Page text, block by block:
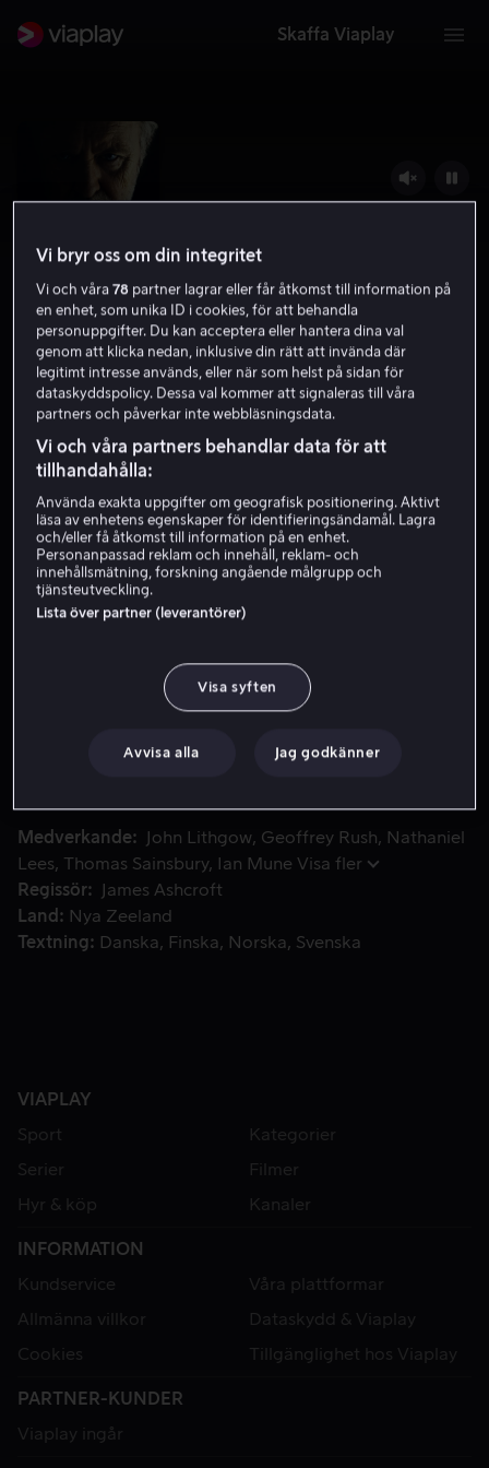
Skaffa Viaplay
The Rule of Jenny Pen
Skräck 1 h 39 min
HD
Hyr 49 kr
Köp 109 kr
Se trailer
Instängd på ett avlägset vårdhem och fångad i sin
Instängd på ett avlägset vårdhem och fångad i sin
äldre psykopat som använder en barnslig docka för att
Medverkande John Lithgow Geoffrey Rush
Nathaniel
Lees
Thomas Sainsbury Ian Mune Visa fler
Regissör
James Ashcroft
Land
Nya Zeeland
Textning
Danska Finska Norska Svenska
VIAPLAY
Sport
Kategorier
Serier
Filmer
Hyr & köp
Kanaler
INFORMATION
Kundservice
Våra plattformar
Allmänna villkor
Dataskydd & Viaplay
Cookies
Tillgänglighet hos Viaplay
PARTNER-KUNDER
Viaplay ingår
Vi bryr oss om din integritet
Vi och våra78 partner lagrar eller får åtkomst till information på
en enhet, som unika ID i cookies, för att behandla
personuppgifter. Du kan acceptera eller hantera dina val
genom att klicka nedan, inklusive din rätt att invända där
legitimt intresse används, eller när som helst på sidan för
dataskyddspolicy. Dessa val kommer att signaleras till våra
partners och påverkar inte webbläsningsdata.
Vi och våra partners behandlar data för att
tillhandahålla:
Använda exakta uppgifter om geografisk positionering. Aktivt
läsa av enhetens egenskaper för identifieringsändamål. Lagra
och/eller få åtkomst till information på en enhet.
Personanpassad reklam och innehåll, reklam- och
innehållsmätning, forskning angående målgrupp och
tjänsteutveckling.
Lista över partner (leverantörer)
Visa syften
Avvisa alla Jag godkänner